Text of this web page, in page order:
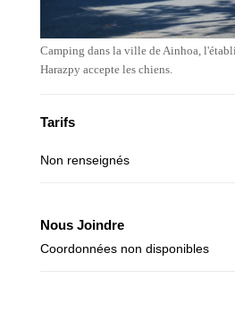
Camping dans la ville de Ainhoa,
Harazpy accepte les chiens.
Tarifs
Non renseignés
Nous Joindre
Coordonnées non disponibles